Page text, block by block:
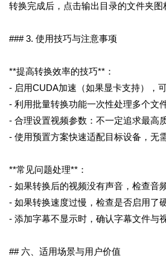
转换完成后，点击输出目录的文件夹
### 3. 使用技巧与注意事项
**提高转换效率的技巧**：
- 启用CUDA加速（如果显卡支持），
- 利用批量转换功能一次性处理多个文
- 合理设置视频参数：不一定追求最高
- 使用预置方案快速适配目标设备，无
**常见问题处理**：
- 如果转换后的视频没有声音，检查音
- 如果转换速度过慢，检查是否启用了
- 添加字幕不显示时，确认字幕文件与
## 六、适用场景与用户价值